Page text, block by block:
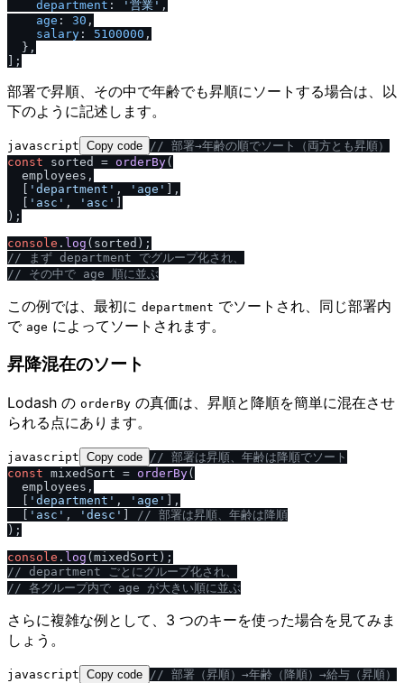
department : '営業' ,
age : 30 ,
salary : 5100000 ,
  },
部署で昇順、その中で年齢でも昇順にソートする場合は、以
下のように記述します。
javascript Copy code / / 部署→年齢の順でソート（両方とも昇順）
const sorted = orderBy(
  employees,
  [
'department' , 'age' ],
  [
'asc' , 'asc' ]
);
console . log
/ / まず department でグループ化され、
/ / その中で age 順に並ぶ
この例では、最初に department でソートされ、同じ部署内
で age によってソートされます。
昇降混在のソート
Lodash の orderBy の真価は、昇順と降順を簡単に混在させ
られる点にあります。
javascript Copy code // 部署は昇順、年齢は降順でソート
const mixedSort = orderBy(
  employees,
'department' , 'age'
],
'asc' , 'desc' // 部署は昇順、年齢は降順
);
console . log
// department ごとにグループ化され、
// 各グループ内で age が大きい順に並ぶ
さらに複雑な例として、3 つのキーを使った場合を見てみま
しょう。
javascript Copy code // 部署（昇順）→年齢（降順）→給与（昇順）